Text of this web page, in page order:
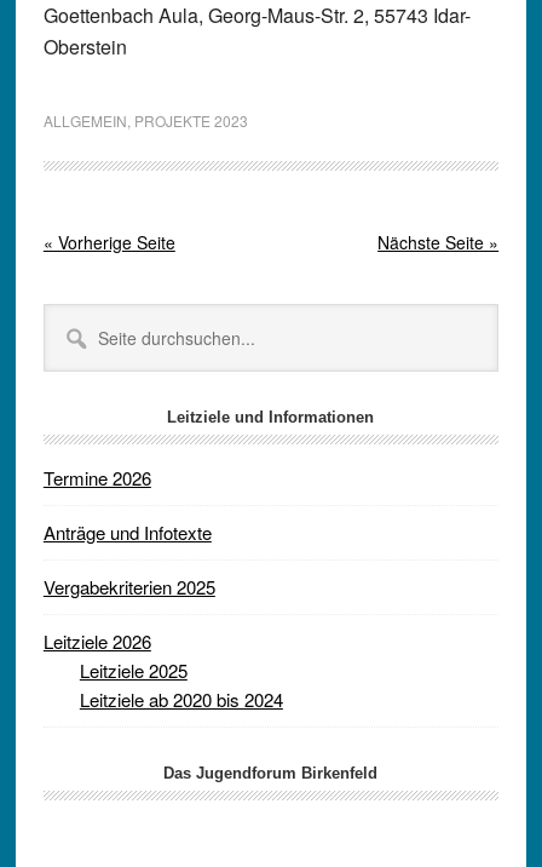
Goettenbach Aula, Georg-Maus-Str. 2, 55743 Idar-
Oberstein
ALLGEMEIN PROJEKTE 2023
« Vorherige Seite Nächste Seite »
Seitenspalte
durchsuchen...
Leitziele und Informationen
Termine 2026
Anträge und Infotexte
Vergabekriterien 2025
Leitziele 2026
Leitziele 2025
Leitziele ab 2020 bis 2024
Das Jugendforum Birkenfeld